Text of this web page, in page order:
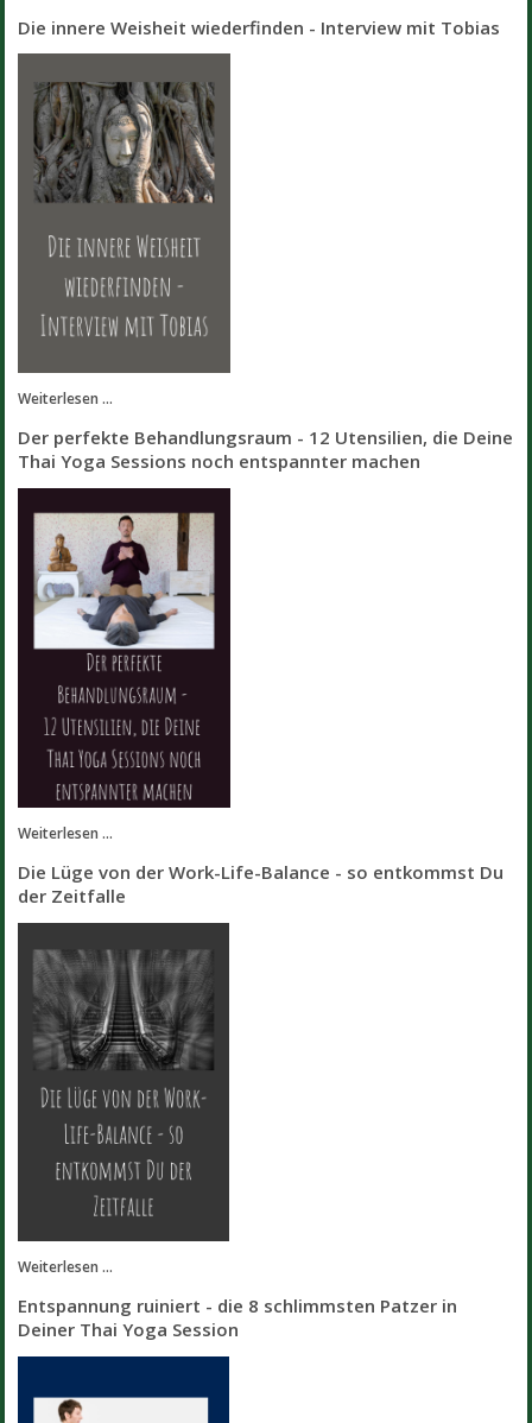
Die innere Weisheit wiederfinden - Interview mit Tobias
Weiterlesen ...
Der perfekte Behandlungsraum - 12 Utensilien, die Deine
Thai Yoga Sessions noch entspannter machen
Weiterlesen ...
Die Lüge von der Work-Life-Balance - so entkommst Du
der Zeitfalle
Weiterlesen ...
Entspannung ruiniert - die 8 schlimmsten Patzer in
Deiner Thai Yoga Session